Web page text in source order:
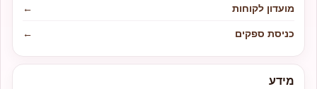
מועדון לקוחות
←
כניסת ספקים
←
מידע